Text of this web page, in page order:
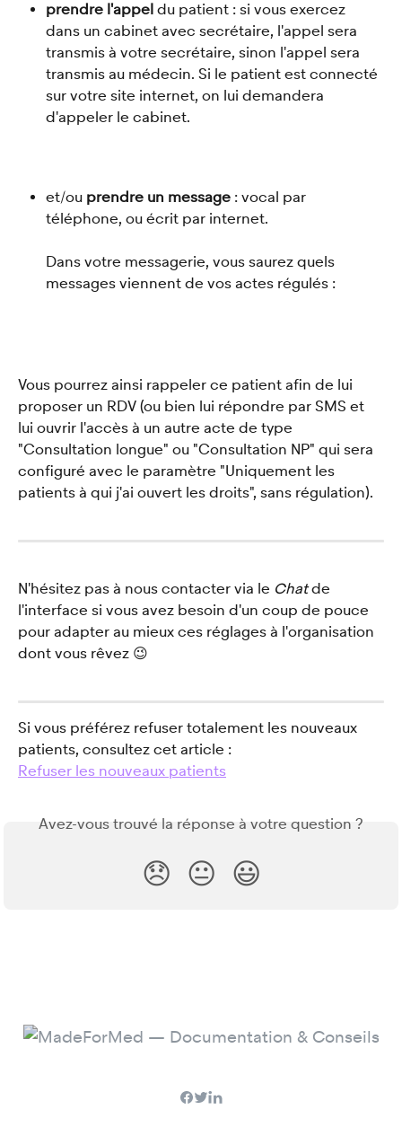
prendre l'appel du patient : si vous exercez
dans un cabinet avec secrétaire, l'appel sera
transmis à votre secrétaire, sinon l'appel sera
transmis au médecin. Si le patient est connecté
sur votre site internet, on lui demandera
d'appeler le cabinet.
et/ou prendre un message : vocal par
téléphone, ou écrit par internet.
Dans votre messagerie, vous saurez quels
messages viennent de vos actes régulés :
Vous pourrez ainsi rappeler ce patient afin de lui
proposer un RDV (ou bien lui répondre par SMS et
lui ouvrir l'accès à un autre acte de type
"Consultation longue" ou "Consultation NP" qui sera
configuré avec le paramètre "Uniquement les
patients à qui j'ai ouvert les droits", sans régulation).
﻿N'hésitez pas à nous contacter via le Chat de
l'interface si vous avez besoin d'un coup de pouce
pour adapter au mieux ces réglages à l'organisation
dont vous rêvez 😉
Si vous préférez refuser totalement les nouveaux
patients, consultez cet article :
Refuser les nouveaux patients
Avez-vous trouvé la réponse à votre question ?
😞 😐 😃